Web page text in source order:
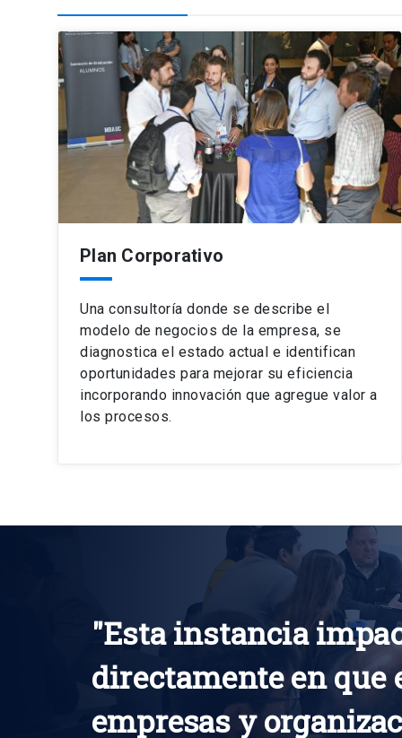
Plan Corporativo
Una consultoría donde se describe el
modelo de negocios de la empresa, se
diagnostica el estado actual e identifican
oportunidades para mejorar su eficiencia
incorporando innovación que agregue valor a
los procesos.
"Esta instancia
directamente en que
empresas y